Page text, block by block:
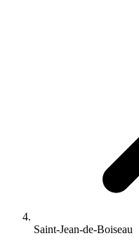
Saint-Jean-de-Boiseau